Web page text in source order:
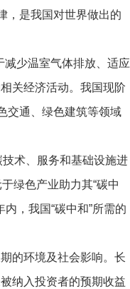
，是我国对世界做出的
少温室气体排放、适应
关经济活动。我国现阶
交通、绿色建筑等领域
术、服务和基础设施进
绿色产业助力其“碳中
，我国“碳中和”所需的
的环境及社会影响。长
纳入投资者的预期收益